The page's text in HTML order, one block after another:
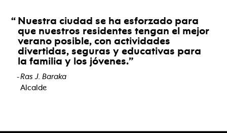
Nuestra ciudad se ha esforzado para
que nuestros residentes tengan el mejor
verano posible, con actividades
divertidas, seguras y educativas para
la familia y los jóvenes.
Ras J. Baraka
Alcalde